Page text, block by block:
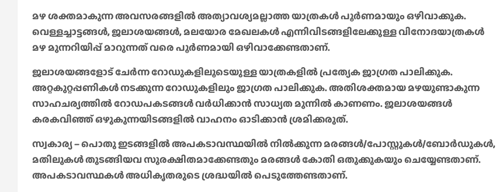
മഴ ശക്തമാകുന്ന അവസരങ്ങളിൽ അത്യാവശ്യമല്ലാത്ത യാത്രകൾ പൂർണമായും ഒഴിവാക്കുക.
വെള്ളച്ചാട്ടങ്ങൾ, ജലാശയങ്ങൾ, മലയോര മേഖലകൾ എന്നിവിടങ്ങളിലേക്കുള്ള വിനോദയാത്രകൾ
മഴ മുന്നറിയിപ്പ് മാറുന്നത് വരെ പൂർണമായി ഒഴിവാക്കേണ്ടതാണ്.
ജലാശയങ്ങളോട് ചേർന്ന റോഡുകളിലൂടെയുള്ള യാത്രകളിൽ പ്രത്യേക ജാഗ്രത പാലിക്കുക.
അറ്റകുറ്റപ്പണികൾ നടക്കുന്ന റോഡുകളിലും ജാഗ്രത പാലിക്കുക. അതിശക്തമായ മഴയുണ്ടാകുന്ന
സാഹചര്യത്തിൽ റോഡപകടങ്ങൾ വർധിക്കാൻ സാധ്യത മുന്നിൽ കാണണം. ജലാശയങ്ങൾ
കരകവിഞ്ഞ് ഒഴുകുന്നയിടങ്ങളിൽ വാഹനം ഓടിക്കാൻ ശ്രമിക്കരുത്.
സ്വകാര്യ – പൊതു ഇടങ്ങളിൽ അപകടാവസ്ഥയിൽ നിൽക്കുന്ന മരങ്ങൾ/പോസ്റ്റുകൾ/ബോർഡുകൾ,
മതിലുകൾ തുടങ്ങിയവ സുരക്ഷിതമാക്കേണ്ടതും മരങ്ങൾ കോതി ഒതുക്കുകയും ചെയ്യേണ്ടതാണ്.
അപകടാവസ്ഥകൾ അധികൃതരുടെ ശ്രദ്ധയിൽ പെടുത്തേണ്ടതാണ്.